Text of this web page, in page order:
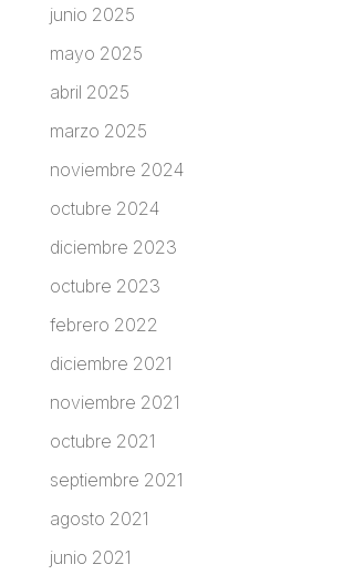
junio 2025
mayo 2025
abril 2025
marzo 2025
noviembre 2024
octubre 2024
diciembre 2023
octubre 2023
febrero 2022
diciembre 2021
noviembre 2021
octubre 2021
septiembre 2021
agosto 2021
junio 2021